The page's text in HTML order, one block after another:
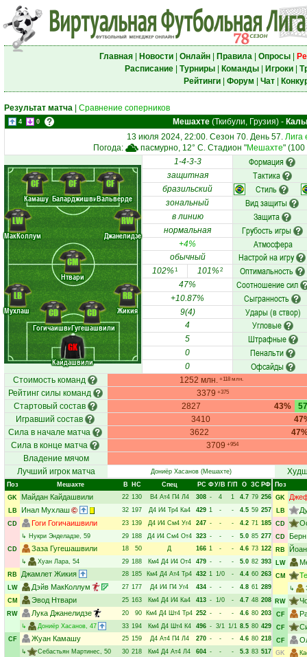
Главная| Новости| Онлайн| Правила| Опросы|
Расписание| Турниры| Команды| Игроки|
Рейтинги| Форум Чат|
Результат матча Сравнение соперников
4 0 Мешахте(Ткибули, Грузия)-
13 июля 2024, 22:00. Сезон 70. День 57. Лига
Погода:
пасмурно, 12° C. Стадион "Мешахте" (100
Кайдашвили
Мухлаш
ГогичаишвилиГугешашвили
Жикия
МакКоллум
Нтвари
Джанелидзе
Камашу Баларджишви.Вальверде
GK
LB
CD
CD
RB
LW
CM
RW
CF CF CF
1-4-3-3 Формация
защитная Тактика
бразильский Стиль
зональный Вид защиты
в линию Защита
нормальная Грубость игры
+4% Атмосфера
обычный Настрой на игру
102%1 101%2 Оптимальность
47% Соотношение сил
+10.87% Сыгранность
9(4) Удары (в створ)
4 Угловые
5 Штрафные
0 Пенальти
0 Офсайды
Стоимость команд 1252 млн. +118 млн.
Рейтинг силы команд 3379 +375
Стартовый состав 2827 43%
Игравший состав
3410
Сила в начале матча
3622
Сила в конце матча
3709 +954
Владение мячом
Лучший игрок матча
Дониёр Хасанов (Мешахте)
Поз Мешахте В НC Спец РC ФУ/В Г/П О ЗС РФ
GK
Майдан Кайдашвили 22 130 В4 Ат4 П4 Л4 308 - 4 1 4.7 79 256
LB
Инал Мухлаш 32 197 Д4 И4 Тр4 Ка4 429 1 - - 4.5 59 257
CD
Гоги Гогичаишвили 23 139 Д4 И4 См4 Уг4 247 - - - 4.2 71 185
↳ Нукри Энделадзе, 59 29 188 Д4 И4 См4 От4 323 - - - 5.0 85 277
CD
Заза Гугешашвили 18 50 Д 166 1 - - 4.6 73 122
↳
Хуан Лара, 54 29 188 Км4 Д4 И4 От4 479 - - - 5.0 82 393
RB
Джамлет Жикия 28 185 Км4 Д4 Ат4 Тр4 432 1 1/0 - 4.4 60 263
LW
Дэйв МакКоллум 27 177 Д4 И4 П4 Уг4 434 - - - 4.8 61 289
CM
Эвод Нтвари 25 163 Км4 Д4 И4 Ка4 413 - 1/0 - 4.7 48 208
RW
Лука Джанелидзе 20 90 Км4 Д4 Шт4 Тр4 252 - - - 4.6 80 203
↳
Дониёр Хасанов, 47 33 194 Км4 Д4 Шт4 К4 496 - 3/1 1/1 8.5 80 429
CF
Жуан Камашу 25 159 Д4 Ат4 П4 Л4 270 - - - 4.6 80 218
↳
Себастьян Мартинес, 50 30 218 Км4 Д4 Ат4 Л4 604 - - - 5.3 83 517
Поз
GK
LB
CD
CD
RB
LW
CM
↳
RW
CF
CF
CF
GK